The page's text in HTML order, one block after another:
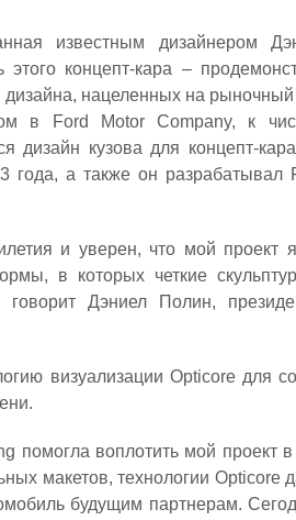
известным дизайнером
концепт-кара –
нацеленных на рыночный
в Ford Motor Company, к
дизайн кузова для концепт-
года, а также он
и уверен, что мой проект
в которых четкие
Дэниел Полин,
визуализации Opticore для
помогла воплотить мой проект
макетов, технологии Opticore
будущим партнерам.